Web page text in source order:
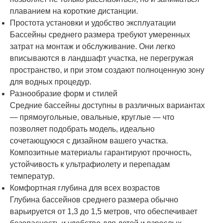
плаванием на короткие дистанции.
Простота установки и удобство эксплуатации
Бассейны среднего размера требуют умеренных
затрат на монтаж и обслуживание. Они легко
вписываются в ландшафт участка, не перегружая
пространство, и при этом создают полноценную зону
для водных процедур.
Разнообразие форм и стилей
Средние бассейны доступны в различных вариантах
— прямоугольные, овальные, круглые — что
позволяет подобрать модель, идеально
сочетающуюся с дизайном вашего участка.
Композитные материалы гарантируют прочность,
устойчивость к ультрафиолету и перепадам
температур.
Комфортная глубина для всех возрастов
Глубина бассейнов среднего размера обычно
варьируется от 1,3 до 1,5 метров, что обеспечивает